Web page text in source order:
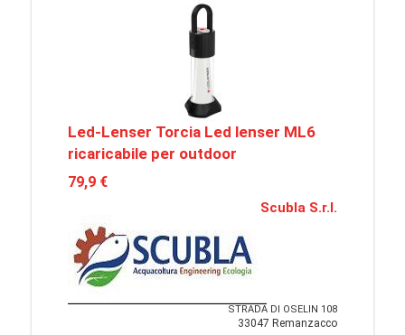
Led-Lenser Torcia Led lenser ML6
ricaricabile per outdoor
79,9 €
Scubla S.r.l.
STRADA DI OSELIN 108
33047 Remanzacco